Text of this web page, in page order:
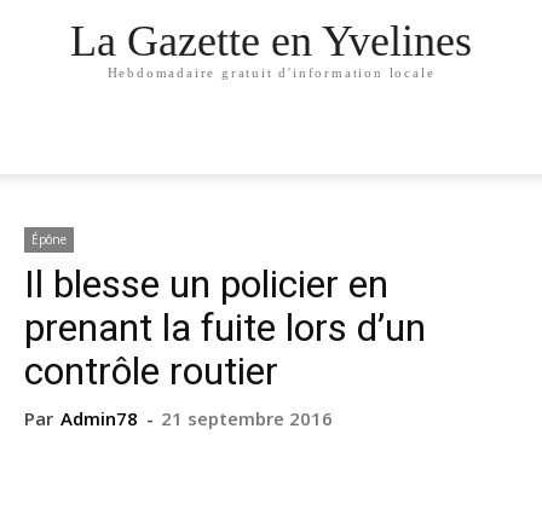
La Gazette en Yvelines
Hebdomadaire gratuit d'information locale
Épône
Il blesse un policier en
prenant la fuite lors d’un
contrôle routier
Par Admin78 - 21 septembre 2016